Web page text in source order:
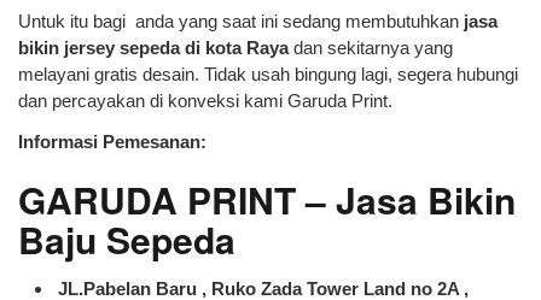
Untuk itu bagi anda yang saat ini sedang membutuhkan jasa
bikin jersey sepeda di kota Rayadan sekitarnya yang
melayani gratis desain. Tidak usah bingung lagi, segera hubungi
dan percayakan di konveksi kami Garuda Print.
Informasi Pemesanan:
GARUDA PRINT – Jasa Bikin
Baju Sepeda
JL.Pabelan Baru , Ruko Zada Tower Land no 2A ,